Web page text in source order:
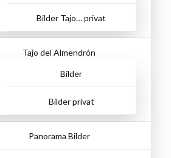
Bilder Tajo… privat
Tajo del Almendrón
Bilder
Bilder privat
Panorama Bilder